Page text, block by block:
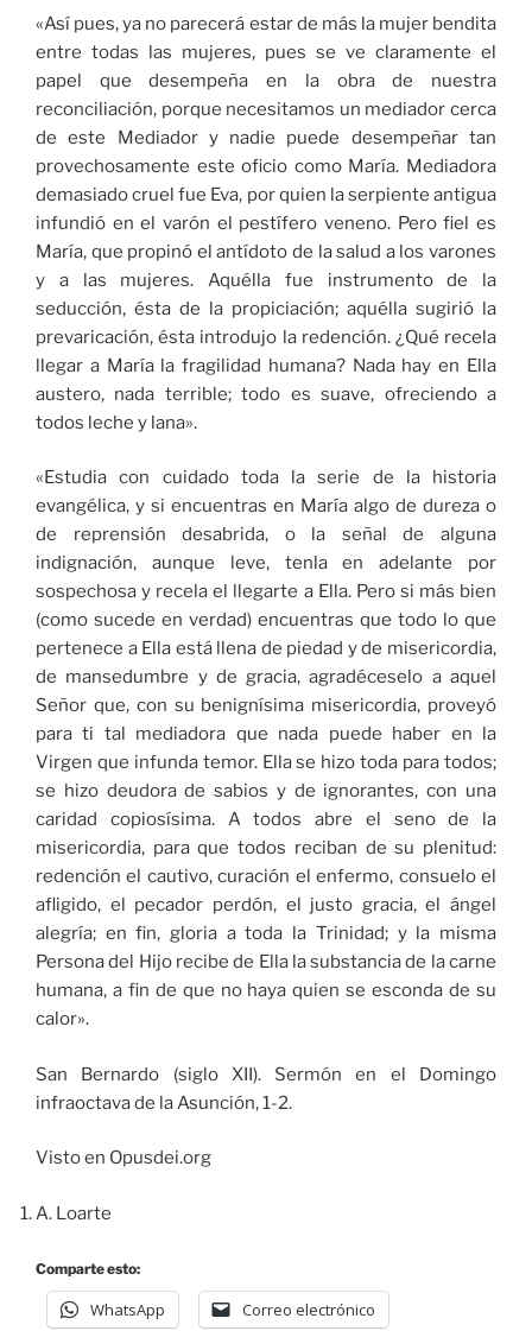
«Así pues, ya no parecerá estar de más la mujer bendita
entre todas las mujeres, pues se ve claramente el
papel que desempeña en la obra de nuestra
reconciliación, porque necesitamos un mediador cerca
de este Mediador y nadie puede desempeñar tan
provechosamente este oficio como María. Mediadora
demasiado cruel fue Eva, por quien la serpiente antigua
infundió en el varón el pestífero veneno. Pero fiel es
María, que propinó el antídoto de la salud a los varones
y a las mujeres. Aquélla fue instrumento de la
seducción, ésta de la propiciación; aquélla sugirió la
prevaricación, ésta introdujo la redención. ¿Qué recela
llegar a María la fragilidad humana? Nada hay en Ella
austero, nada terrible; todo es suave, ofreciendo a
todos leche y lana».
«Estudia con cuidado toda la serie de la historia
evangélica, y si encuentras en María algo de dureza o
de reprensión desabrida, o la señal de alguna
indignación, aunque leve, tenla en adelante por
sospechosa y recela el llegarte a Ella. Pero si más bien
(como sucede en verdad) encuentras que todo lo que
pertenece a Ella está llena de piedad y de misericordia,
de mansedumbre y de gracia, agradéceselo a aquel
Señor que, con su benignísima misericordia, proveyó
para ti tal mediadora que nada puede haber en la
Virgen que infunda temor. Ella se hizo toda para todos;
se hizo deudora de sabios y de ignorantes, con una
caridad copiosísima. A todos abre el seno de la
misericordia, para que todos reciban de su plenitud:
redención el cautivo, curación el enfermo, consuelo el
afligido, el pecador perdón, el justo gracia, el ángel
alegría; en fin, gloria a toda la Trinidad; y la misma
Persona del Hijo recibe de Ella la substancia de la carne
humana, a fin de que no haya quien se esconda de su
calor».
San Bernardo (siglo XII). Sermón en el Domingo
infraoctava de la Asunción, 1-2.
Visto en Opusdei.org
A. Loarte
Comparte esto:
WhatsApp Correo electrónico